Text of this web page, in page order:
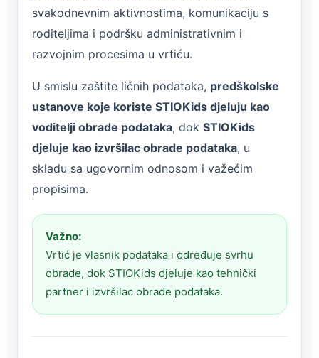
svakodnevnim aktivnostima, komunikaciju s
roditeljima i podršku administrativnim i
razvojnim procesima u vrtiću.
U smislu zaštite ličnih podataka, predškolske
ustanove koje koriste STIOKids djeluju kao
voditelji obrade podataka, dok STIOKids
djeluje kao izvršilac obrade podataka, u
skladu sa ugovornim odnosom i važećim
propisima.
Važno:
Vrtić je vlasnik podataka i određuje svrhu
obrade, dok STIOKids djeluje kao tehnički
partner i izvršilac obrade podataka.